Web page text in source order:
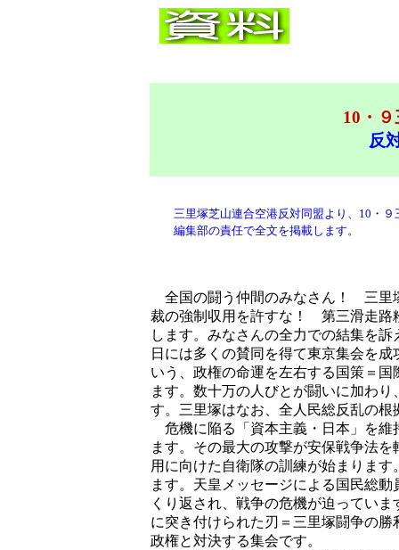
10・
反
三里塚芝山連合空港反対同盟より、10・
編集部の責任で全文を掲載します。
全国の闘う仲間のみなさん！ 三里
裁の強制収用を許すな！ 第三滑走
します。みなさんの全力での結集を
日には多くの賛同を得て東京集会を
いう、政権の命運を左右する国策＝
ます。数十万の人びとが闘いに加わ
す。三里塚はなお、全人民総反乱の根
危機に陥る「資本主義・日本」を維
ます。その最大の攻撃が安保戦争法
用に向けた自衛隊の訓練が始まりま
ます。天皇メッセージによる国民総
くり返され、戦争の危機が迫ってい
に突き付けられた刃＝三里塚闘争の
政権と対決する集会です。